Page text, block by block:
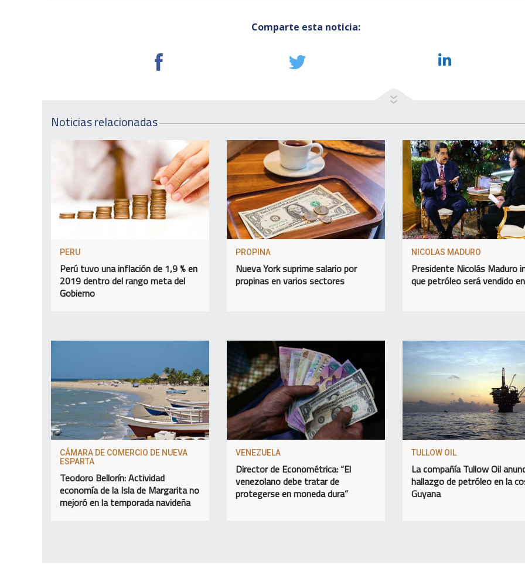
Comparte esta noticia:
Noticias relacionadas
PERU
Perú tuvo una inflación de 1,9 % en
2019 dentro del rango meta del
Gobierno
PROPINA
Nueva York suprime salario por
propinas en varios sectores
NICOLAS MADURO
Presidente Nicolás Maduro
que petróleo será vendido
CÁMARA DE COMERCIO DE NUEVA
ESPARTA
Teodoro Bellorín: Actividad
economía de la Isla de Margarita no
mejoró en la temporada navideña
VENEZUELA
Director de Econométrica: “El
venezolano debe tratar de
protegerse en moneda dura”
TULLOW OIL
La compañía Tullow Oil
hallazgo de petróleo en la
Guyana